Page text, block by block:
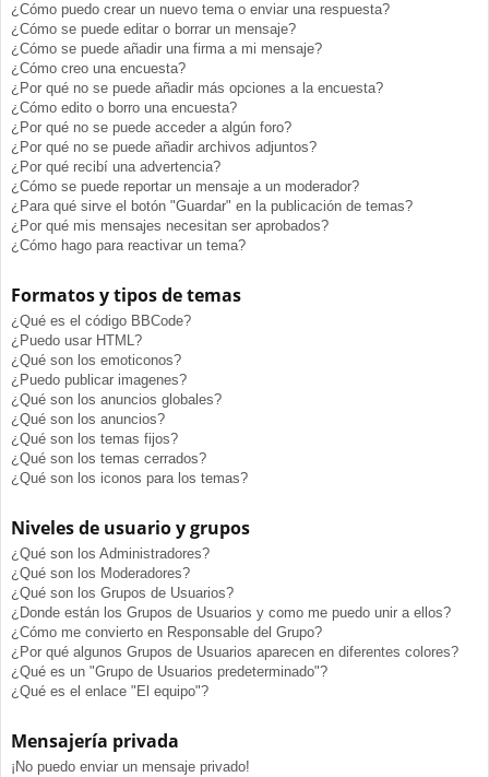
¿Cómo puedo crear un nuevo tema o enviar una respuesta?
¿Cómo se puede editar o borrar un mensaje?
¿Cómo se puede añadir una firma a mi mensaje?
¿Cómo creo una encuesta?
¿Por qué no se puede añadir más opciones a la encuesta?
¿Cómo edito o borro una encuesta?
¿Por qué no se puede acceder a algún foro?
¿Por qué no se puede añadir archivos adjuntos?
¿Por qué recibí una advertencia?
¿Cómo se puede reportar un mensaje a un moderador?
¿Para qué sirve el botón "Guardar" en la publicación de temas?
¿Por qué mis mensajes necesitan ser aprobados?
¿Cómo hago para reactivar un tema?
Formatos y tipos de temas
¿Qué es el código BBCode?
¿Puedo usar HTML?
¿Qué son los emoticonos?
¿Puedo publicar imagenes?
¿Qué son los anuncios globales?
¿Qué son los anuncios?
¿Qué son los temas fijos?
¿Qué son los temas cerrados?
¿Qué son los iconos para los temas?
Niveles de usuario y grupos
¿Qué son los Administradores?
¿Qué son los Moderadores?
¿Qué son los Grupos de Usuarios?
¿Donde están los Grupos de Usuarios y como me puedo unir a ellos?
¿Cómo me convierto en Responsable del Grupo?
¿Por qué algunos Grupos de Usuarios aparecen en diferentes colores?
¿Qué es un "Grupo de Usuarios predeterminado"?
¿Qué es el enlace "El equipo"?
Mensajería privada
¡No puedo enviar un mensaje privado!